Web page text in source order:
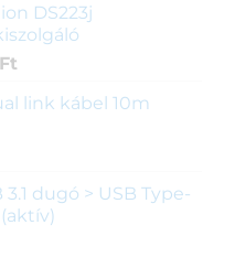
DS223j
FtCurrent
is:link kábel 10m
2
Ft.
dugó > USB Type-